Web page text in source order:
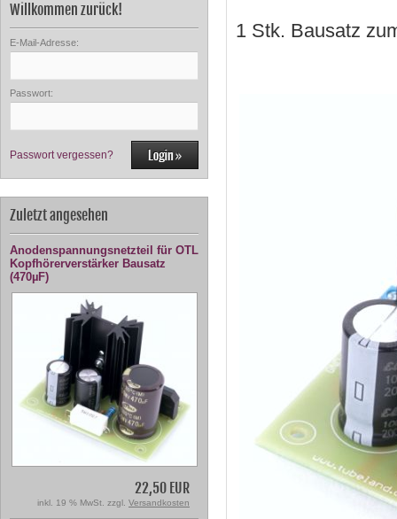
Willkommen zurück!
E-Mail-Adresse:
Passwort:
Passwort vergessen?
Zuletzt angesehen
Anodenspannungsnetzteil für OTL
Kopfhörerverstärker Bausatz
(470µF)
22,50 EUR
inkl. 19 % MwSt. zzgl. Versandkosten
1 Stk. Bausatz